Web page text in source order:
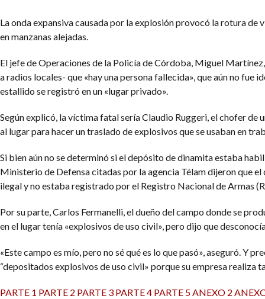
La onda expansiva causada por la explosión provocó la rotura de
en manzanas alejadas.
El jefe de Operaciones de la Policía de Córdoba, Miguel
a radios locales- que «hay una persona fallecida», que aún no fue
estallido se registró en un «lugar privado».
Según explicó, la víctima fatal sería Claudio Ruggeri, el chofer de
al lugar para hacer un traslado de explosivos que se usaban en
Si bien aún no se determinó si el depósito de dinamita estaba
Ministerio de Defensa citadas por la agencia Télam dijeron que
ilegal y no estaba registrado por el Registro Nacional de Armas
Por su parte, Carlos Fermanelli, el dueño del campo donde se
en el lugar tenía «explosivos de uso civil», pero dijo que
«Este campo es mío, pero no sé qué es lo que pasó», aseguró. Y
“depositados explosivos de uso civil» porque su empresa realiza
PARTE 1 PARTE 2 PARTE 3 PARTE 4 PARTE 5ANEXO 2